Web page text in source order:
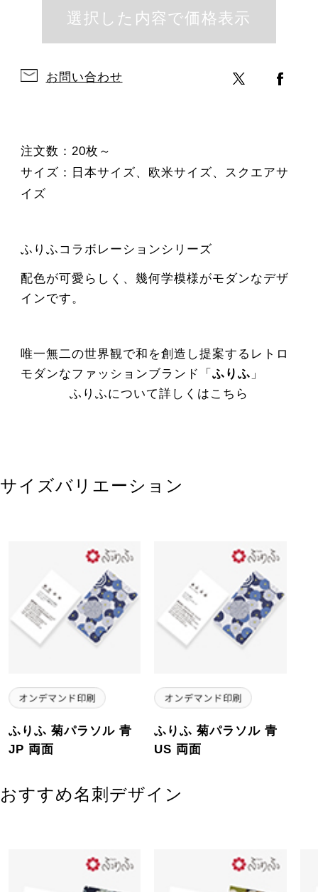
お問い合わせ
注文数：20枚～
サイズ：日本サイズ、欧米サイズ、スクエアサ
イズ
ふりふコラボレーションシリーズ
配色が可愛らしく、幾何学模様がモダンなデザ
インです。
唯一無二の世界観で和を創造し提案するレトロ
モダンなファッションブランド「 ふりふ 」
ふりふについて詳しくはこちら
サイズバリエーション
ふりふ 菊パラソル 青
JP 両面
ふりふ 菊パラソル 青
US 両面
おすすめ名刺デザイン